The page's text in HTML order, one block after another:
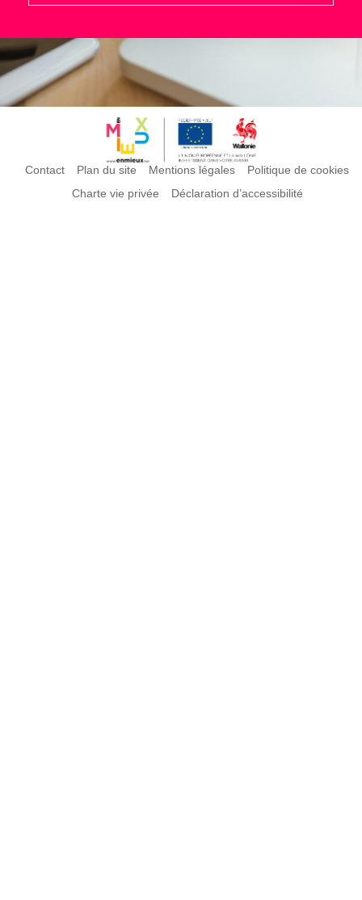
Contact Plan du site Mentions légales
Politique de cookies
Charte vie privée
Déclaration d’accessibilité